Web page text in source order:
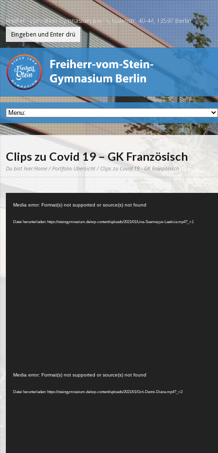
Freiherr-vom-Stein-Gymnasium Berlin, Galenstr. 40-44, 13597 Berlin
Clips zu Covid 19 – GK Französisch
Du bist hier:Home/Portfolio Übersicht/ Clips zu Covid 19 - GK Französisch
Player
Media error: Format(s) not supported or source(s) not found
Datei herunterladen: https://steingymnasium.de/wp-content/uploads/2021/01/Lina-Suemeyye-Laeticia.mp4?_=1
PlayerMedia error: Format(s) not supported or source(s) not found
Datei herunterladen: https://steingymnasium.de/wp-content/uploads/2021/01/Grit-Denni-Diana.mp4?_=2